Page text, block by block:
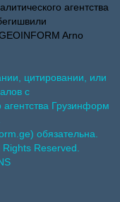
агентства
Arno
цитировании, или
с
Грузинформ
обязательна.
Reserved.